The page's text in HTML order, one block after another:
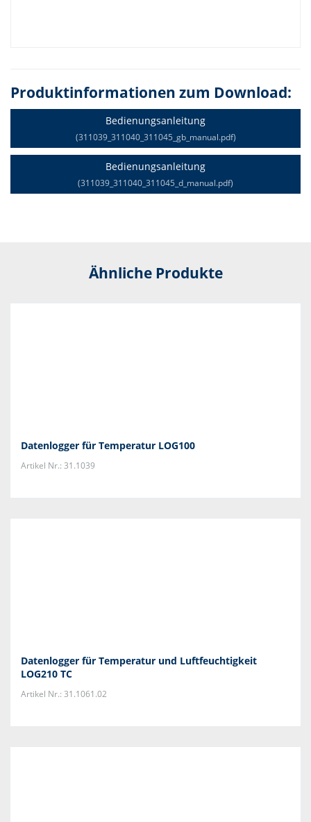
Produktinformationen zum Download:
Bedienungsanleitung
(311039_311040_311045_gb_manual.pdf)
Bedienungsanleitung
(311039_311040_311045_d_manual.pdf)
Ähnliche Produkte
Datenlogger für Temperatur LOG100
Artikel Nr.: 31.1039
Datenlogger für Temperatur und Luftfeuchtigkeit
LOG210 TC
Artikel Nr.: 31.1061.02